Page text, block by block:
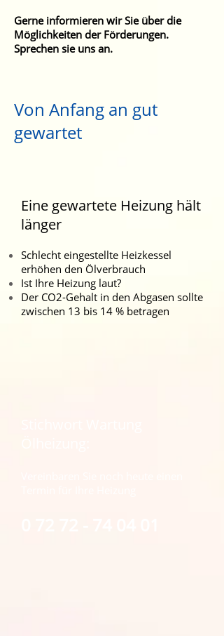
Gerne informieren wir Sie über die
Möglichkeiten der Förderungen.
Sprechen sie uns an.
Von Anfang an gut
gewartet
Eine gewartete Heizung hält
länger
Schlecht eingestellte Heizkessel
erhöhen den Ölverbrauch
Ist Ihre Heizung laut?
Der CO2-Gehalt in den Abgasen sollte
zwischen 13 bis 14 % betragen